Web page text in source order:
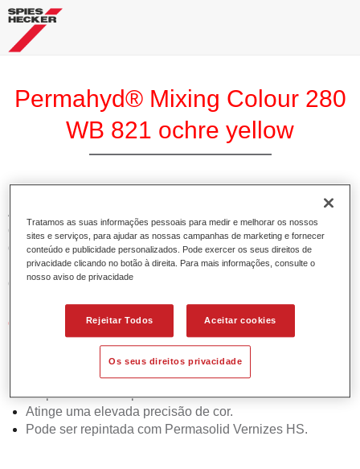
Permahyd® Mixing Colour 280
WB 821 ochre yellow
A Base Permahyd 280 Perlado é adequada para utilização
com Permahyd Base Bicamada Nacarada 285, um sistema
de base bicamada aquosa de alta qualidade. Está baseada
numa tecnologia especial de dispersão de poliuretano para
cores sólidas e de efeitos.
Características do produto
Permite uma aplicação simples e rápida numa operação
de 1.5 demãos.
Oferece boa estabilidade vertical.
Proporciona boa opacidade.
Atinge uma elevada precisão de cor.
Pode ser repintada com Permasolid Vernizes HS.
Tratamos as suas informações pessoais para medir e melhorar os nossos
sites e serviços, para ajudar as nossas campanhas de marketing e fornecer
conteúdo e publicidade personalizados. Pode exercer os seus direitos de
privacidade clicando no botão à direita. Para mais informações, consulte o
nosso aviso de privacidade
Rejeitar Todos Aceitar cookies
Os seus direitos privacidade